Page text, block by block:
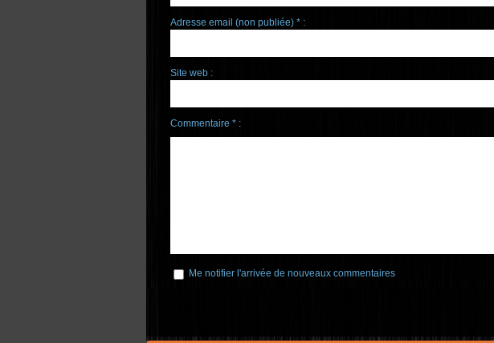
Adresse email (non publiée) * :
Site web :
Commentaire * :
Me notifier l'arrivée de nouveaux commentaires